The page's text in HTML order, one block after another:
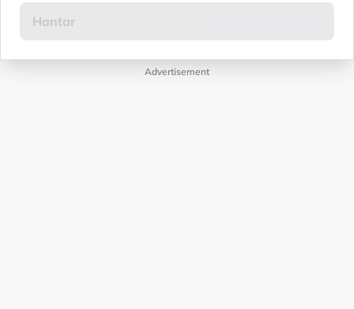
Advertisement